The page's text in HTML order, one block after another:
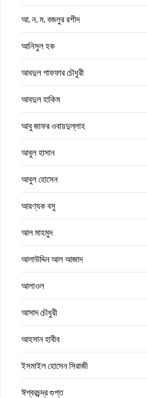
আ. ন. ম. বজলুর রশীদ
আনিসুল হক
আবদুল গাফফার চৌধুরী
আবদুল হাকিম
আবু জাফর ওবায়দুল্লাহ
আবুল হাসান
আবুল হোসেন
আরণ্যক বসু
আল মাহমুদ
আলাউদ্দিন আল আজাদ
আলাওল
আসাদ চৌধুরী
আহসান হাবীব
ইসমাইল হোসেন সিরাজী
ঈশ্বরচন্দ্র গুপ্ত